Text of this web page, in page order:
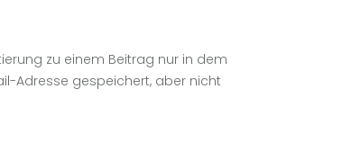
zu einem Beitrag nur in dem
Adresse gespeichert, aber nicht